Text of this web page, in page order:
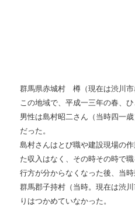
群馬県赤城村 樽（現在は渋川市
この地域で、平成一三年の春、
男性は島村昭二さん（当時四一
だった。
島村さんはとび職や建設現場の
た収入はなく、その時その時で職
行方が分からなくなった後、当
群馬郡子持村（当時。現在は渋
りはつかめていなかった。